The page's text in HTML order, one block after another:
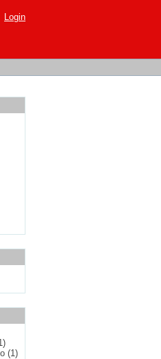
Login
(1)